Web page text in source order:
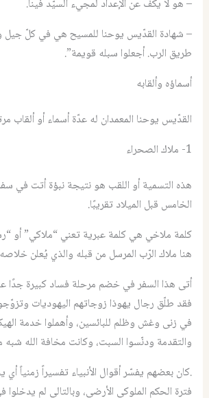
– هو لا يكفّ عن الإعداد لمجيء السيّد فينا.
– شهادة القدّيس يوحنا للمسيح هي في كلّ جيل
طريق الرب. أجعلوا سبله قويمة”.
أسماؤه وألقابه
القدّيس يوحنا المعمدان له عدّة أسماء أو ألقاب
1- ملاك الصحراء
هذه التسمية أو اللقب هو نتيجة نبؤة أتت في
الخامس قبل الميلاد تقريبًا.
كلمة ملاخي هي كلمة عبرية تعني “ملاكي” أو
هنا ملاك الرّب المرسل من قبله والذي يُعلن
أتى هذا السفر في خضم مرحلة فساد كبيرة جدًا
فقد طلّق رجال يهوذا زوجاتهم اليهوديات
في زنى وغش وظلم للبائسين، وأهملوا خدمة
والتقدمة ودنّسوا السبت، وكانت مخافة الله
.كان بعضهم يفسّر أقوال الأنبياء تفسيراً زمنياً
فترة الحكم الملوكي الأرضي، وبالتالي لم يدخلوا